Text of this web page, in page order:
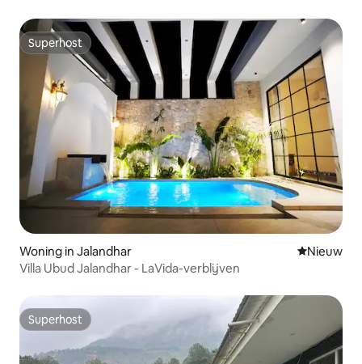
Superhost
Superhost
Woning in Jalandhar Nieuwe
Nieuw
Villa Ubud Jalandhar - LaVida-verblijven
Superhost
Superhost